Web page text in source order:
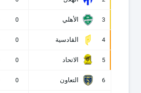
3 الأهلي 0
4 القادسية 0
5 الاتحاد 0
6 التعاون 0